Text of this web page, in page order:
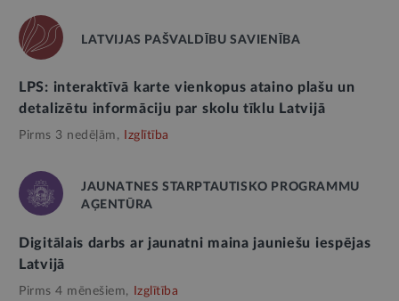
LATVIJAS PAŠVALDĪBU SAVIENĪBA
LPS: interaktīvā karte vienkopus ataino plašu un
detalizētu informāciju par skolu tīklu Latvijā
Pirms 3 nedēļām, Izglītība
JAUNATNES STARPTAUTISKO PROGRAMMU
AĢENTŪRA
Digitālais darbs ar jaunatni maina jauniešu iespējas
Latvijā
Pirms 4 mēnešiem, Izglītība